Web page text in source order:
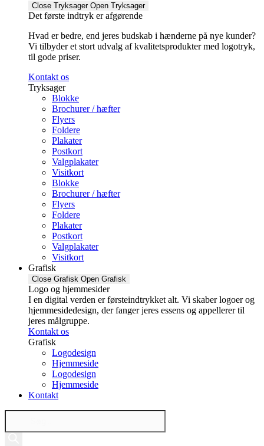
Close Tryksager Open Tryksager
Det første indtryk er afgørende
Hvad er bedre, end jeres budskab i hænderne på nye kunder?
Vi tilbyder et stort udvalg af kvalitetsprodukter med logotryk,
til gode priser.
Kontakt os
Tryksager
Blokke
Brochurer / hæfter
Flyers
Foldere
Plakater
Postkort
Valgplakater
Visitkort
Blokke
Brochurer / hæfter
Flyers
Foldere
Plakater
Postkort
Valgplakater
Visitkort
Grafisk
Close Grafisk Open Grafisk
Logo og hjemmesider
I en digital verden er førsteindtrykket alt. Vi skaber logoer og
hjemmesidedesign, der fanger jeres essens og appellerer til
jeres målgruppe.
Kontakt os
Grafisk
Logodesign
Hjemmeside
Logodesign
Hjemmeside
Kontakt
Products